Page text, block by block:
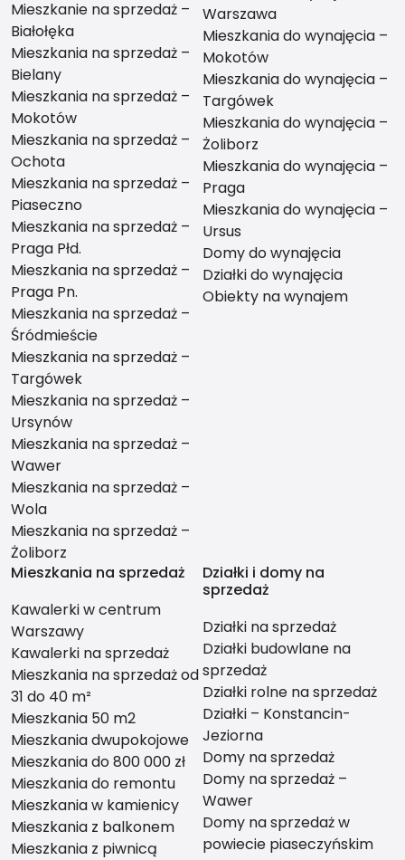
Mieszkanie na sprzedaż –
Białołęka
Mieszkania na sprzedaż –
Bielany
Mieszkania na sprzedaż –
Mokotów
Mieszkania na sprzedaż –
Ochota
Mieszkania na sprzedaż –
Piaseczno
Mieszkania na sprzedaż –
Praga Płd.
Mieszkania na sprzedaż –
Praga Pn.
Mieszkania na sprzedaż –
Śródmieście
Mieszkania na sprzedaż –
Targówek
Mieszkania na sprzedaż –
Ursynów
Mieszkania na sprzedaż –
Wawer
Mieszkania na sprzedaż –
Wola
Mieszkania na sprzedaż –
Żoliborz
Warszawa
Mieszkania do wynajęcia –
Mokotów
Mieszkania do wynajęcia –
Targówek
Mieszkania do wynajęcia –
Żoliborz
Mieszkania do wynajęcia –
Praga
Mieszkania do wynajęcia –
Ursus
Domy do wynajęcia
Działki do wynajęcia
Obiekty na wynajem
Mieszkania na sprzedaż
Kawalerki w centrum
Warszawy
Kawalerki na sprzedaż
Mieszkania na sprzedaż od
31 do 40 m²
Mieszkania 50 m2
Mieszkania dwupokojowe
Mieszkania do 800 000 zł
Mieszkania do remontu
Mieszkania w kamienicy
Mieszkania z balkonem
Mieszkania z piwnicą
Działki i domy na
sprzedaż
Działki na sprzedaż
Działki budowlane na
sprzedaż
Działki rolne na sprzedaż
Działki – Konstancin-
Jeziorna
Domy na sprzedaż
Domy na sprzedaż –
Wawer
Domy na sprzedaż w
powiecie piaseczyńskim